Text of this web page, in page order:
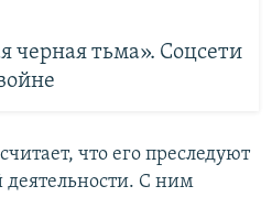
черная тьма». Соцсети
что его преследуют
деятельности. С ним